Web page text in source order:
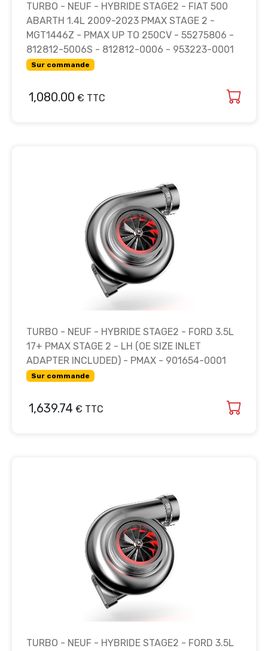
TURBO - NEUF - HYBRIDE STAGE2 - FIAT 500
ABARTH 1.4L 2009-2023 PMAX STAGE 2 -
MGT1446Z - PMAX UP TO 250CV - 55275806 -
812812-5006S - 812812-0006 - 953223-0001
Sur commande
1,080.00 € TTC
TURBO - NEUF - HYBRIDE STAGE2 - FORD 3.5L
17+ PMAX STAGE 2 - LH (OE SIZE INLET
ADAPTER INCLUDED) - PMAX - 901654-0001
Sur commande
1,639.74 € TTC
TURBO - NEUF - HYBRIDE STAGE2 - FORD 3.5L